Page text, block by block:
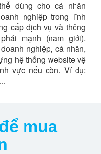
dùng cho cá nhân
nghiệp trong lĩnh
cấp dịch vụ và thông
mạnh (nam giới).
nghiệp, cá nhân,
hệ thống website vệ
vực nếu còn. Ví dụ:
mua